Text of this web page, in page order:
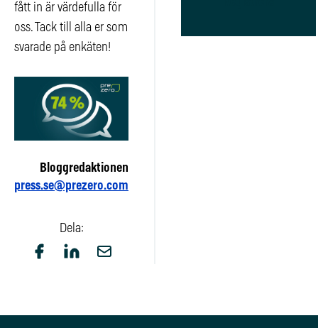
fått in är värdefulla för
oss. Tack till alla er som
svarade på enkäten!
Bloggredaktionen
press.se@prezero.com
Dela: